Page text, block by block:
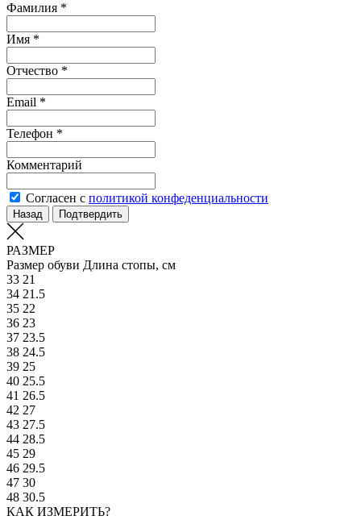
Фамилия *
Имя *
Отчество *
Email *
Телефон *
Комментарий
Согласен с политикой конфеденциальности
Назад Подтвердить
РАЗМЕР
Размер обуви Длина стопы, см
33 21
34 21.5
35 22
36 23
37 23.5
38 24.5
39 25
40 25.5
41 26.5
42 27
43 27.5
44 28.5
45 29
46 29.5
47 30
48 30.5
КАК ИЗМЕРИТЬ?